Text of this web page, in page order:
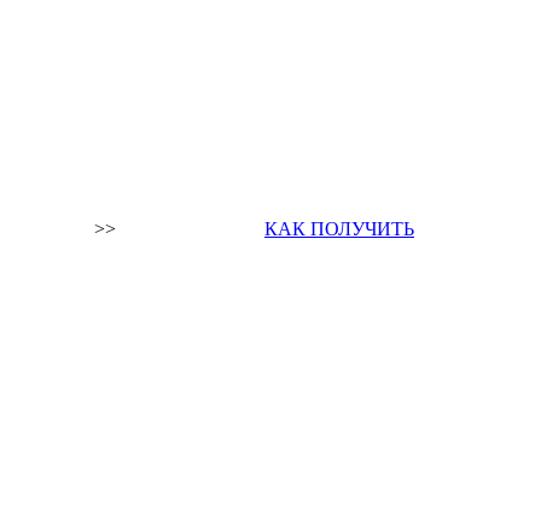
>> КАК ПОЛУЧИТЬ